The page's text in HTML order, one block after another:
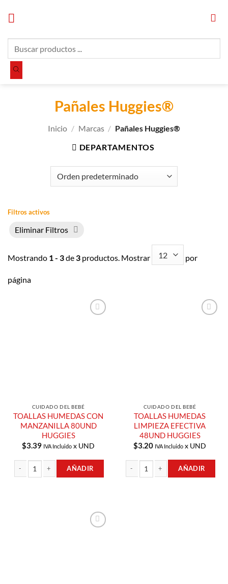
productos
Pañales Huggies®
Inicio / Marcas / Pañales Huggies®
DEPARTAMENTOS
Filtros activos
Eliminar Filtros
Mostrando 1 - 3de3 productos. Mostrar por
página
CUIDADO DEL BEBÉ
TOALLAS HUMEDAS CON
MANZANILLA 80UND
HUGGIES
$3.39 IVA Incluido x UND
AÑADIR
CUIDADO DEL BEBÉ
TOALLAS HUMEDAS
LIMPIEZA EFECTIVA
48UND HUGGIES
$3.20 IVA Incluido x UND
AÑADIR